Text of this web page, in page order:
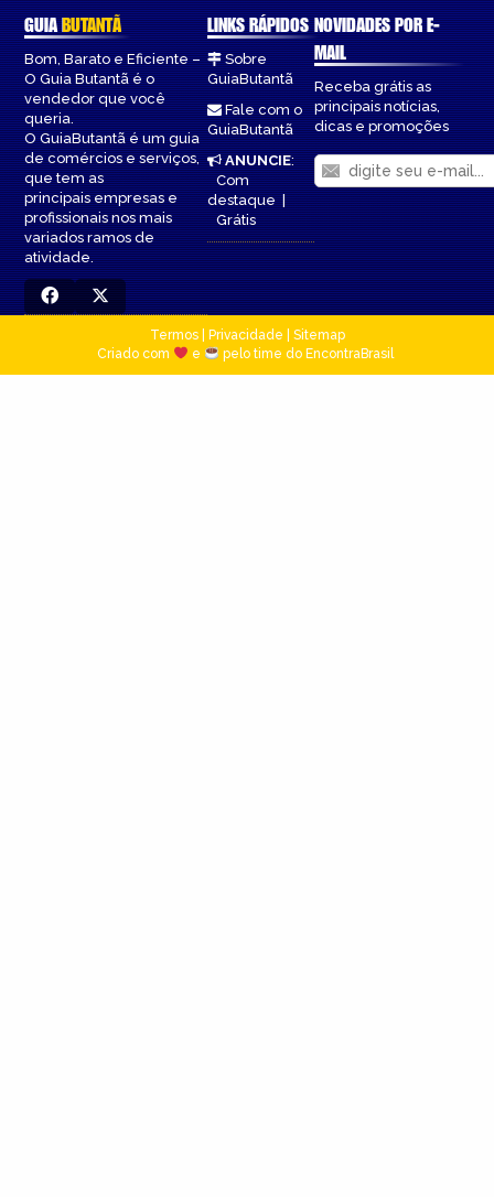
GUIABUTANTÃ
Bom, Barato e Eficiente –
O Guia Butantã é o
vendedor que você
queria.
O GuiaButantã é um guia
de comércios e serviços,
que tem as
principais empresas e
profissionais nos mais
variados ramos de
atividade.
LINKS RÁPIDOS
Sobre
GuiaButantã
Fale com o
GuiaButantã
ANUNCIE:
Com
destaque|
Grátis
NOVIDADES POR E-
MAIL
Receba grátis as
principais notícias,
dicas e promoções
Termos| Privacidade
Sitemap
Criado com
e pelo time do EncontraBrasil